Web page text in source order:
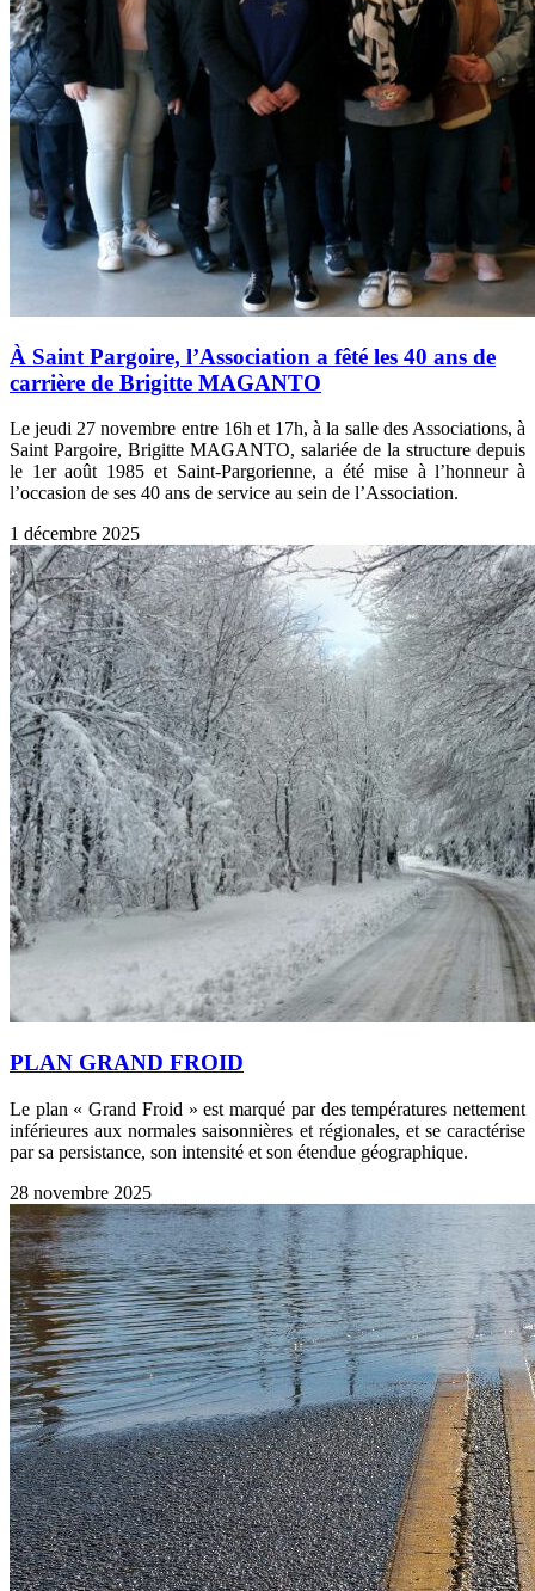
À Saint Pargoire, l’Association a fêté les 40 ans de
carrière de Brigitte MAGANTO
Le jeudi 27 novembre entre 16h et 17h, à la salle des Associations, à
Saint Pargoire, Brigitte MAGANTO, salariée de la structure depuis
le 1er août 1985 et Saint-Pargorienne, a été mise à l’honneur à
l’occasion de ses 40 ans de service au sein de l’Association.
1 décembre 2025
PLAN GRAND FROID
Le plan « Grand Froid » est marqué par des températures nettement
inférieures aux normales saisonnières et régionales, et se caractérise
par sa persistance, son intensité et son étendue géographique.
28 novembre 2025